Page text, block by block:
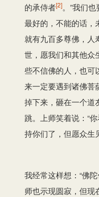
的承侍者[2]。”我们
最好的，不能的话，
就有九百多尊佛，人
世，愿我们和其他众
些不信佛的人，也可
来一定要遇到诸佛菩
掉下来，砸在一个道
跳。上师笑着说：“
持你们了，但愿众生
我经常这样想：“佛
师也示现圆寂，但现